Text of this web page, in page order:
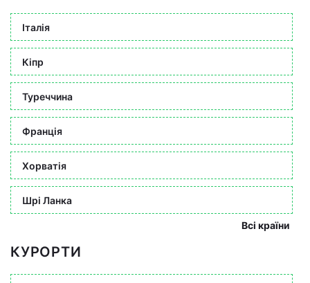
Італія
Кіпр
Туреччина
Франція
Хорватія
Шрі Ланка
Всі країни
КУРОРТИ